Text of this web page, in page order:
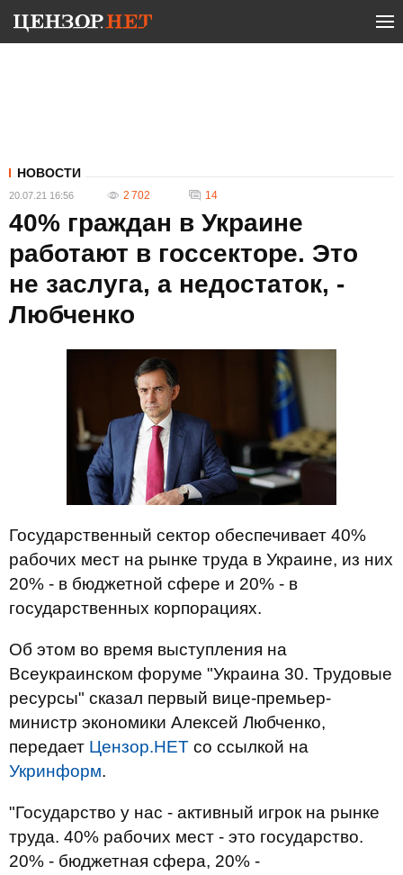
НОВОСТИ
20.07.21 16:56 2 702 14
40% граждан в Украине
работают в госсекторе. Это
не заслуга, а недостаток, -
Любченко
Государственный сектор обеспечивает 40%
рабочих мест на рынке труда в Украине, из них
20% - в бюджетной сфере и 20% - в
государственных корпорациях.
Об этом во время выступления на
Всеукраинском форуме "Украина 30. Трудовые
ресурсы" сказал первый вице-премьер-
министр экономики Алексей Любченко,
передает Цензор.НЕТ со ссылкой на
Укринформ.
"Государство у нас - активный игрок на рынке
труда. 40% рабочих мест - это государство.
20% - бюджетная сфера, 20% -